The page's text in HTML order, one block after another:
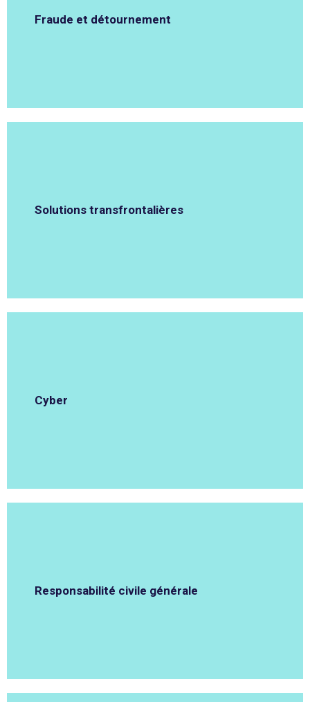
Fraude et détournement
Solutions transfrontalières
Cyber
Responsabilité civile générale